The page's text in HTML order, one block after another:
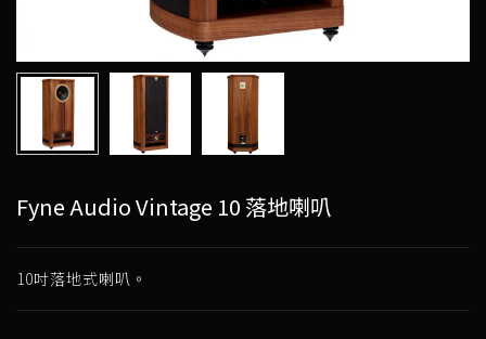
Fyne Audio Vintage 10 落地喇叭
10吋落地式喇叭。